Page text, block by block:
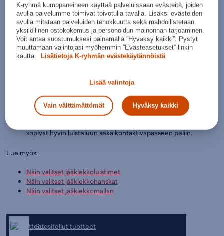
Suositellut Näin valitset jääkiekkokypärän
Jääkiekkokypärän koko-opas
Kypärän tulee istua päähän hyvin, mutta se ei saa
puristaa.
Kypärän hintaan vaikuttaa siinä käytetyt materiaalit sekä
ominaisuudet. Aktiivitason kypärä on suojaavampi ja siinä on
sopivat hyvin luisteluun sekä kontaktivapaaseen peliin.
Lue myös:
Näin valitset jääkiekkoluistimet
Näin valitset jääkiekkohanskat
Näin valitset jääkiekkomailan
Suositellut tuotteet
K-ryhmä kumppaneineen käyttää palveluissaan evästeitä, joiden
avulla palvelumme toimivat toivotulla tavalla. Lisäksi evästeiden
avulla mitataan palveluiden tehokkuutta sekä mahdollistetaan
yksilöllinen ostokokemus ja personoidun mainonnan tarjoaminen.
Voit antaa suostumuksesi painamalla ”Hyväksy kaikki”. Pystyt
muuttamaan valintojasi myöhemmin ”Evästeasetukset”-linkin
kautta.
Lisätietoja K-ryhmän evästekäytännöistä
Lisää valintoja
Vain välttämättömät Hyväksy kaikki